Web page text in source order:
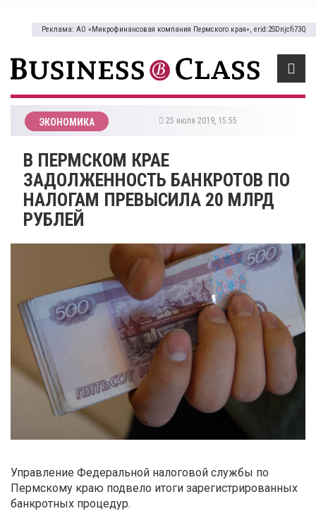
Реклама: АО «Микрофинансовая компания Пермского края», erid:2SDnjcfi73Q
ЭКОНОМИКА 25 июля 2019, 15:55
В ПЕРМСКОМ КРАЕ
ЗАДОЛЖЕННОСТЬ БАНКРОТОВ ПО
НАЛОГАМ ПРЕВЫСИЛА 20 МЛРД
РУБЛЕЙ
Управление Федеральной налоговой службы по
Пермскому краю подвело итоги зарегистрированных
банкротных процедур.